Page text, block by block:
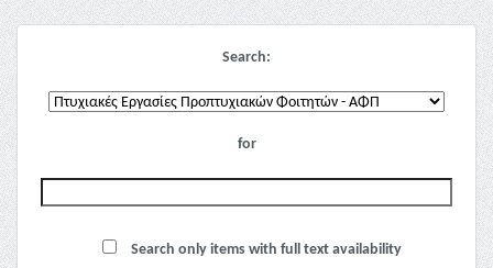
Search:
for
Search only items with full text availability